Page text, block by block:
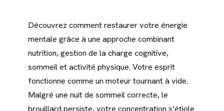
Découvrez comment restaurer votre énergie
mentale grâce à une approche combinant
nutrition, gestion de la charge cognitive,
sommeil et activité physique. Votre esprit
fonctionne comme un moteur tournant à vide.
Malgré une nuit de sommeil correcte, le
brouillard persiste, votre concentration s’étiole